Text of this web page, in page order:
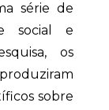
série de
social e
os
sobre